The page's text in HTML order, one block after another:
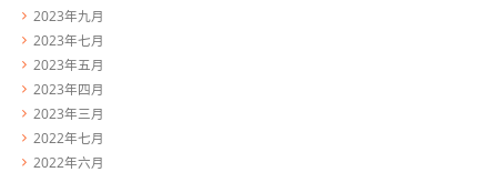
2023年九月
2023年七月
2023年五月
2023年四月
2023年三月
2022年七月
2022年六月